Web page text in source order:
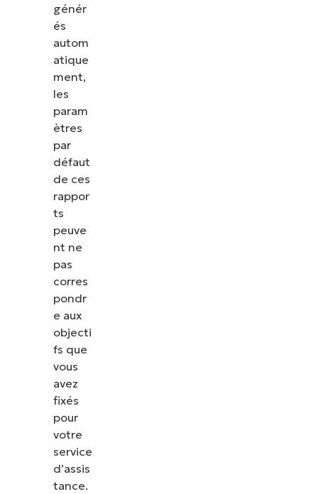
génér
és
autom
atique
ment,
les
param
ètres
par
défaut
de ces
rappor
ts
peuve
nt ne
pas
corres
pondr
e aux
objecti
fs que
vous
avez
fixés
pour
votre
service
d’assis
tance.